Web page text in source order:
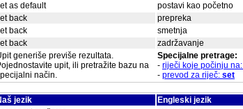
as default
postavi kao početno
back
prepreka
back
smetnja
back
zadržavanje
generiše previše rezultata.
upit, ili pretražite bazu na
način.
Specijalne pretrage:
- riječi koje počinju na:
- prevod za riječ: set
jezik
Engleski jezik